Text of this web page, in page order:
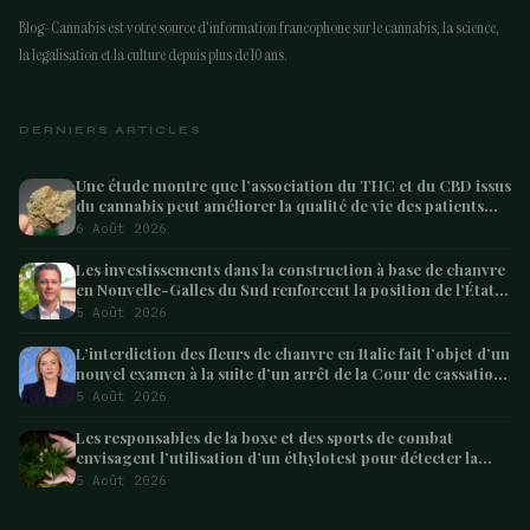
Blog-Cannabis est votre source d'information francophone sur le cannabis, la science,
la legalisation et la culture depuis plus de 10 ans.
DERNIERS ARTICLES
Une étude montre que l’association du THC et du CBD issus
du cannabis peut améliorer la qualité de vie des patients
atteints de démence – Marijuana Moment
6 Août 2026
Les investissements dans la construction à base de chanvre
en Nouvelle-Galles du Sud renforcent la position de l’État
en tant que leader australien
5 Août 2026
L’interdiction des fleurs de chanvre en Italie fait l’objet d’un
nouvel examen à la suite d’un arrêt de la Cour de cassation
concernant les saisies
5 Août 2026
Les responsables de la boxe et des sports de combat
envisagent l’utilisation d’un éthylotest pour détecter la
consommation de cannabis chez les combattants –
5 Août 2026